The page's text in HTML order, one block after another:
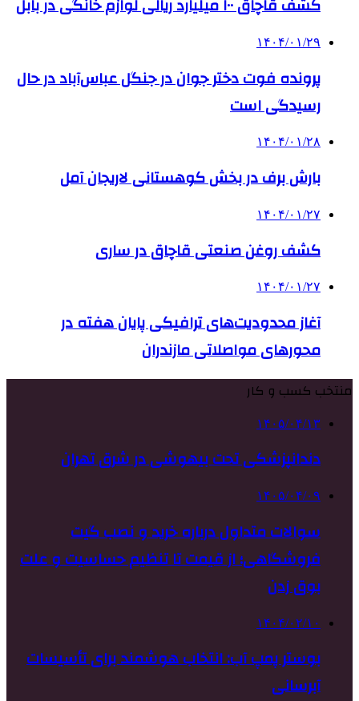
کشف قاچاق ۱۰۰ میلیارد ریالی لوازم خانگی در بابل
۱۴۰۴/۰۱/۲۹
پرونده فوت دختر جوان در جنگل عباس‌آباد در حال
رسیدگی است
۱۴۰۴/۰۱/۲۸
بارش برف در بخش کوهستانی لاریجان آمل
۱۴۰۴/۰۱/۲۷
کشف روغن صنعتی قاچاق در ساری
۱۴۰۴/۰۱/۲۷
آغاز محدودیت‌های ترافیکی پایان هفته در
محورهای مواصلاتی مازندران
منتخب کسب و کار
۱۴۰۵/۰۴/۱۳
دندانپزشکی تحت بیهوشی در شرق تهران
۱۴۰۵/۰۴/۰۹
سوالات متداول درباره خرید و نصب گیت
فروشگاهی؛ از قیمت تا تنظیم حساسیت و علت
بوق زدن
۱۴۰۴/۰۲/۱۰
بوستر پمپ آب: انتخاب هوشمند برای تأسیسات
آبرسانی